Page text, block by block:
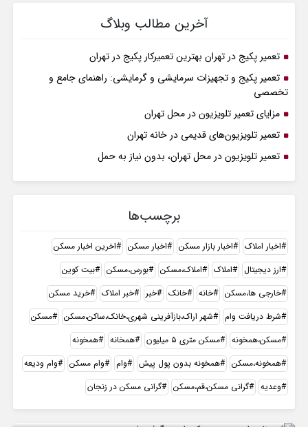
آخرین مطالب وبلاگ
تعمیر پکیج در تهران بهترین تعمیرکار پکیج در تهران
تعمیر پکیج و تجهیزات سرمایشی و گرمایشی: راهنمای جامع و
تخصصی
مزایای تعمیر تلویزیون در محل تهران
تعمیر تلویزیون‌های قدیمی در خانه تهران
تعمیر تلویزیون در محل تهران، بدون نیاز به حمل
برچسب‌ها
اخبار املاک اخبار بازار مسکن اخبار مسکن
اخرین اخبار مسکن
ارز دیجیتال
املاک املاک،مسکن بورس،مسکن
بیت کوین
خارجی ها،مسکن
خانه خانک خبر خبر املاک
خرید مسکن
شرط دریافت وام
شهر اراک،بازآفرینی شهری،خانک،ساکن،مسکن
مسکن
مسکن،همخونه
مسکن متری ۵ میلیون همخانه
همخونه
همخونه،مسکن
همخونه بدون پول پیش وام وام مسکن
وام ودیعه
وعدیه
گرانی مسکن،قم،مسکن گرانی مسکن در زنجان
ثبت‌نام وام ودیعه مسکن از سر گرفته شد